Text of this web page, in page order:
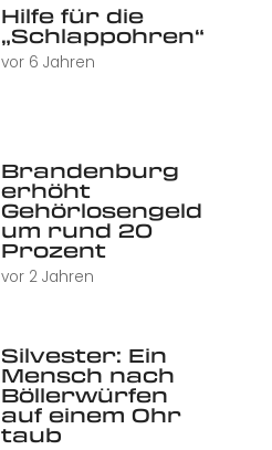
Hilfe für die
„Schlappohren“
vor 6 Jahren
Brandenburg
erhöht
Gehörlosengeld
um rund 20
Prozent
vor 2 Jahren
Silvester: Ein
Mensch nach
Böllerwürfen
auf einem Ohr
taub